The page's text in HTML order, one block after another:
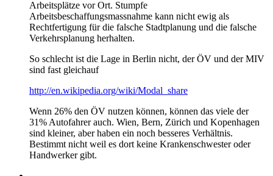
Arbeitsplätze vor Ort. Stumpfe
Arbeitsbeschaffungsmassnahme kann nicht ewig als
Rechtfertigung für die falsche Stadtplanung und die falsche
Verkehrsplanung herhalten.
So schlecht ist die Lage in Berlin nicht, der ÖV und der MIV
sind fast gleichauf
http://en.wikipedia.org/wiki/Modal_share
Wenn 26% den ÖV nutzen können, können das viele der
31% Autofahrer auch. Wien, Bern, Zürich und Kopenhagen
sind kleiner, aber haben ein noch besseres Verhältnis.
Bestimmt nicht weil es dort keine Krankenschwester oder
Handwerker gibt.